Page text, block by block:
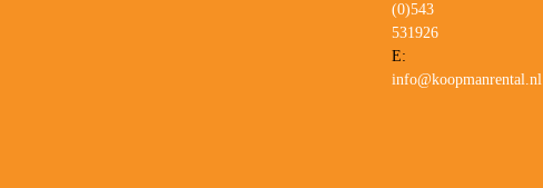
(0)543
531926
E:
info@koopmanrental.nl